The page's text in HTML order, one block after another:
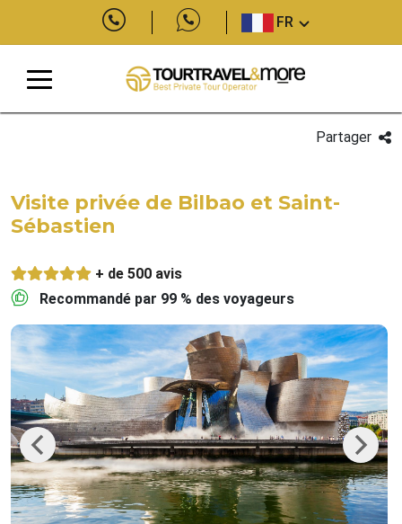
FR
Partager
Visite privée de Bilbao et Saint-
Sébastien
+ de 500 avis
Recommandé par 99 % des voyageurs
Previous Next